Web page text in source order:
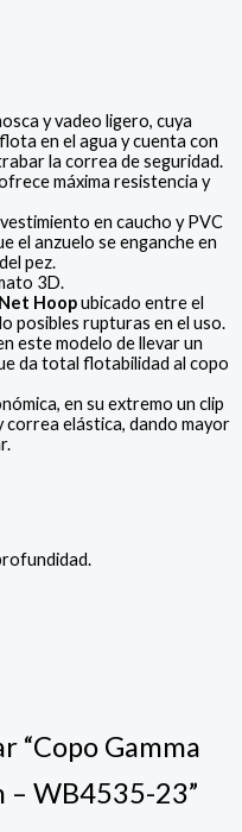
y vadeo ligero, cuya
en el agua y cuenta con
la correa de seguridad.
máxima resistencia y
en caucho y PVC
el anzuelo se enganche en
pez.
3D.
Net Hoopubicado entre el
posibles rupturas en el uso.
este modelo de llevar un
da total flotabilidad al copo
en su extremo un clip
correa elástica, dando mayor
“Copo Gamma
– WB4535-23”